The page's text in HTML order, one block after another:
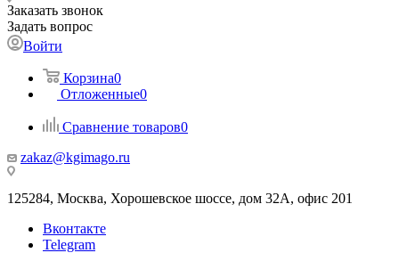
Заказать звонок
Задать вопрос
Войти
Корзина0
Отложенные0
Сравнение товаров0
zakaz@kgimago.ru
125284, Москва, Хорошевское шоссе, дом 32А, офис 201
Вконтакте
Telegram